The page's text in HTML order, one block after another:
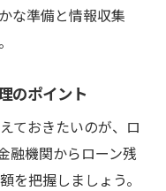
な準備と情報収集
のポイント
ておきたいのが、ロ
融機関からローン残
を把握しましょう。